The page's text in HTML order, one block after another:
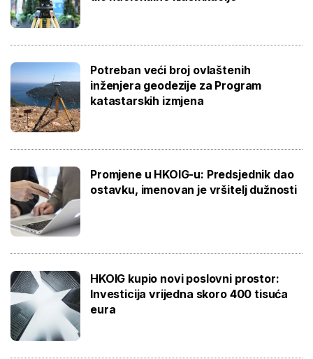
Potreban veći broj ovlaštenih
inženjera geodezije za Program
katastarskih izmjena
Promjene u HKOIG-u: Predsjednik dao
ostavku, imenovan je vršitelj dužnosti
HKOIG kupio novi poslovni prostor:
Investicija vrijedna skoro 400 tisuća
eura